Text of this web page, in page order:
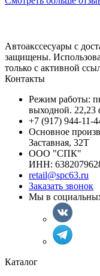
Автоакссесуары с
защищены.
только с активной
Контакты
Режим работы:
выходной. 22,23
+7 (917) 944-11-
Основное
Заставная, 32Т
ООО "СПК"
ИНН:
retail@spc63.ru
Заказать звонок
Мы в
Каталог